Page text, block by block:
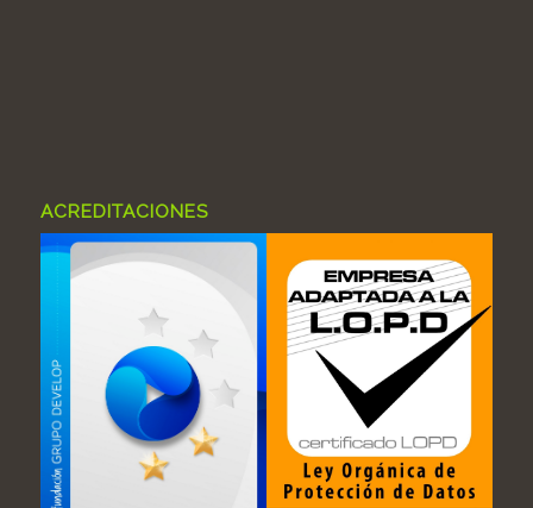
ACREDITACIONES